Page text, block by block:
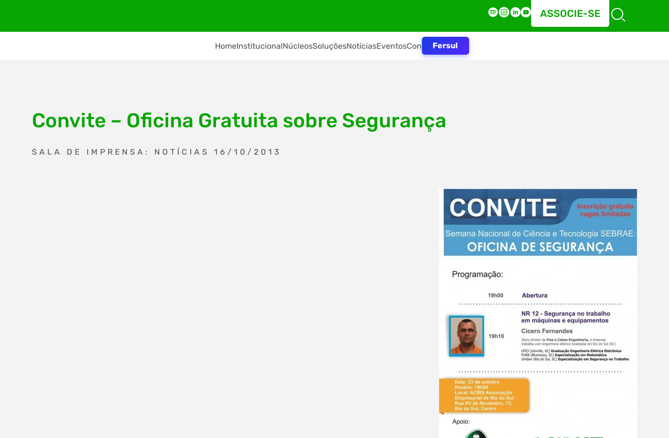
ASSOCIE-SE
HomeInstitucionalNúcleosSoluçõesNotíciasEventosContatoFersul
Convite – Oficina Gratuita sobre Segurança
SALA DE IMPRENSA: NOTÍCIAS 16/10/2013